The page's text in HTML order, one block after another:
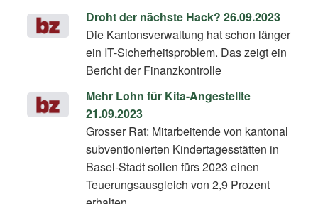
Droht der nächste Hack? 26.09.2023
Die Kantonsverwaltung hat schon länger
ein IT-Sicherheitsproblem. Das zeigt ein
Bericht der Finanzkontrolle
Mehr Lohn für Kita-Angestellte
21.09.2023
Grosser Rat: Mitarbeitende von kantonal
subventionierten Kindertagesstätten in
Basel-Stadt sollen fürs 2023 einen
Teuerungsausgleich von 2,9 Prozent